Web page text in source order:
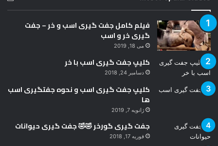
فیلم کامل جفت گیری اسب و خر – جفت
گیری خر و اسب
می 18, 2019
کلیپ جفت گیری اسب با خر
دسامبر 24, 2018
کلیپ جفت گیری اسب و نحوه جفتگیری اسب
ها
ژانویه 7, 2019
جفت گیری گورخر 🤣🤣 جفت گیری حیوانات
فوریه 17, 2018